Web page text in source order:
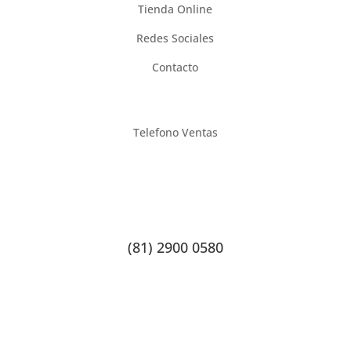
Tienda Online
Redes Sociales
Contacto
Telefono Ventas
(81) 2900 0580